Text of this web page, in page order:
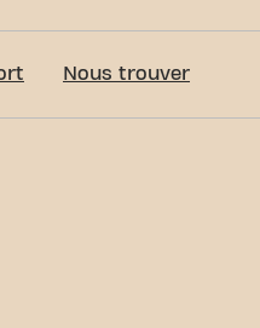
Nous trouver